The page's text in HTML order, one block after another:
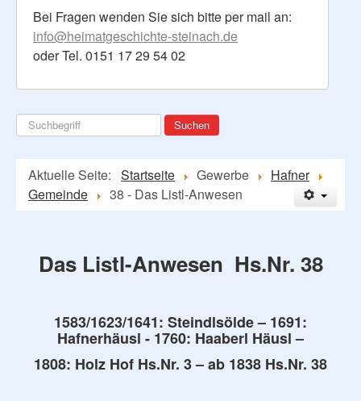
Bei Fragen wenden Sie sich bitte per mail an:
info@heimatgeschichte-steinach.de
oder Tel. 0151 17 29 54 02
Suchen
...
Suchen
Aktuelle Seite: Startseite Gewerbe
Hafner
Gemeinde
38 - Das Listl-Anwesen
Das Listl-Anwesen Hs.Nr. 38
1583/1623/1641: Steindlsölde – 1691:
Hafnerhäusl - 1760: Haaberl Häusl –
1808: Holz Hof Hs.Nr. 3 – ab 1838 Hs.Nr. 38